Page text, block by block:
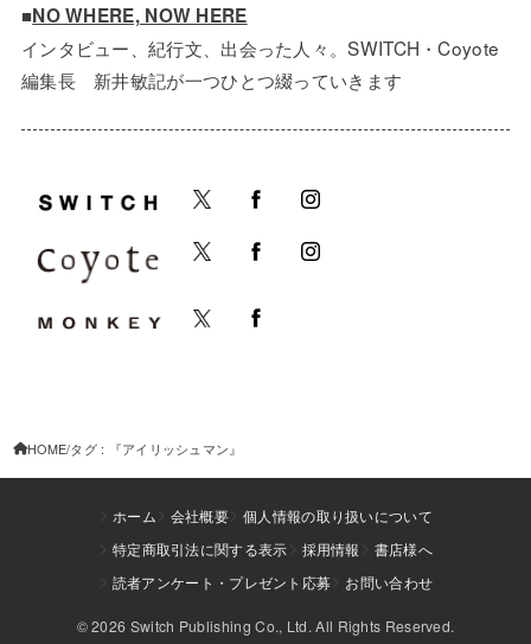
■NO WHERE, NOW HERE
インタビュー、紀行文、出会った人々。SWITCH・Coyote
編集長 新井敏記が一つひとつ綴っていきます
HOME タグ : 『アイリッシュマン』
ホーム 会社概要
個人情報の取り扱いについて
特定商取引法に関する表示
採用情報
書店様へ
読者アンケート・プレゼント応募
お問い合わせ
© 2026 Switch Publishing Co., Ltd. All Rights Reserved.